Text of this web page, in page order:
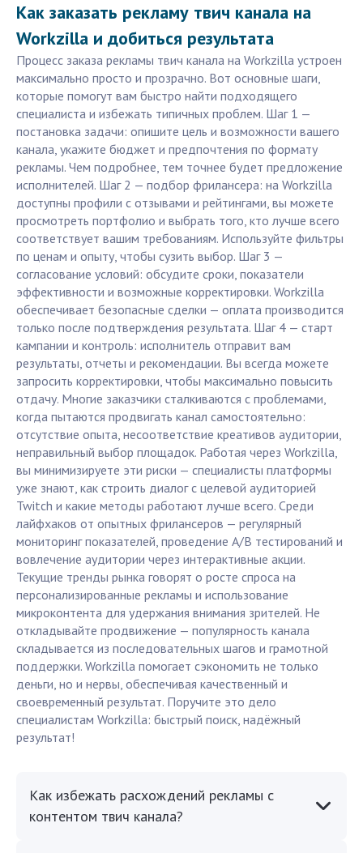
Как заказать рекламу твич канала на
Workzilla и добиться результата
Процесс заказа рекламы твич канала на Workzilla устроен
максимально просто и прозрачно. Вот основные шаги,
которые помогут вам быстро найти подходящего
специалиста и избежать типичных проблем. Шаг 1 —
постановка задачи: опишите цель и возможности вашего
канала, укажите бюджет и предпочтения по формату
рекламы. Чем подробнее, тем точнее будет предложение
исполнителей. Шаг 2 — подбор фрилансера: на Workzilla
доступны профили с отзывами и рейтингами, вы можете
просмотреть портфолио и выбрать того, кто лучше всего
соответствует вашим требованиям. Используйте фильтры
по ценам и опыту, чтобы сузить выбор. Шаг 3 —
согласование условий: обсудите сроки, показатели
эффективности и возможные корректировки. Workzilla
обеспечивает безопасные сделки — оплата производится
только после подтверждения результата. Шаг 4 — старт
кампании и контроль: исполнитель отправит вам
результаты, отчеты и рекомендации. Вы всегда можете
запросить корректировки, чтобы максимально повысить
отдачу. Многие заказчики сталкиваются с проблемами,
когда пытаются продвигать канал самостоятельно:
отсутствие опыта, несоответствие креативов аудитории,
неправильный выбор площадок. Работая через Workzilla,
вы минимизируете эти риски — специалисты платформы
уже знают, как строить диалог с целевой аудиторией
Twitch и какие методы работают лучше всего. Среди
лайфхаков от опытных фрилансеров — регулярный
мониторинг показателей, проведение A/B тестирований и
вовлечение аудитории через интерактивные акции.
Текущие тренды рынка говорят о росте спроса на
персонализированные рекламы и использование
микроконтента для удержания внимания зрителей. Не
откладывайте продвижение — популярность канала
складывается из последовательных шагов и грамотной
поддержки. Workzilla помогает сэкономить не только
деньги, но и нервы, обеспечивая качественный и
своевременный результат. Поручите это дело
специалистам Workzilla: быстрый поиск, надёжный
результат!
Как избежать расхождений рекламы с
контентом твич канала?